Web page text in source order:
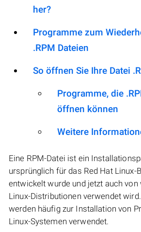
her?
Programme zum
.RPM Dateien
So öffnen Sie Ihre Datei
Programme, die
öffnen können
Weitere
Eine RPM-Datei ist ein
ursprünglich für das Red Hat Linux-
entwickelt wurde und jetzt auch von
Linux-Distributionen verwendet
werden häufig zur Installation von
Linux-Systemen verwendet.